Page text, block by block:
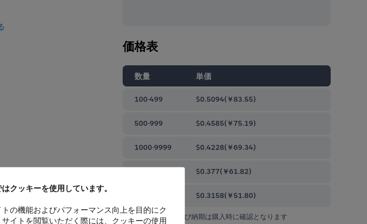
価格表
数量 単価
100-499 $0.5094(￥83.55)
500-999 $0.4585(￥75.19)
1000-9999 $0.4228(￥69.34)
$0.377(￥61.82)
$0.3158(￥51.80)
価格、在庫状況および納期は購入時に確認となります
クッキーを使用しています。
の機能およびパフォーマンス向上を目的にク
イトを閲覧いただく際には、クッキーの使用